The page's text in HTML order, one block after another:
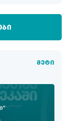
მეტი